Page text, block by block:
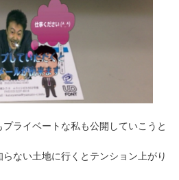
ライベートな私も公開していこうと
ない土地に行くとテンション上がり